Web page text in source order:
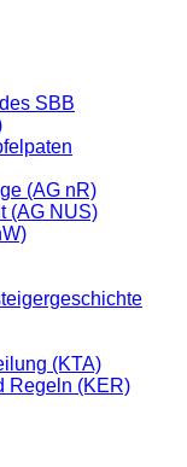
SBB
(AG nR)
(AG NUS)
(KTA)
Regeln (KER)